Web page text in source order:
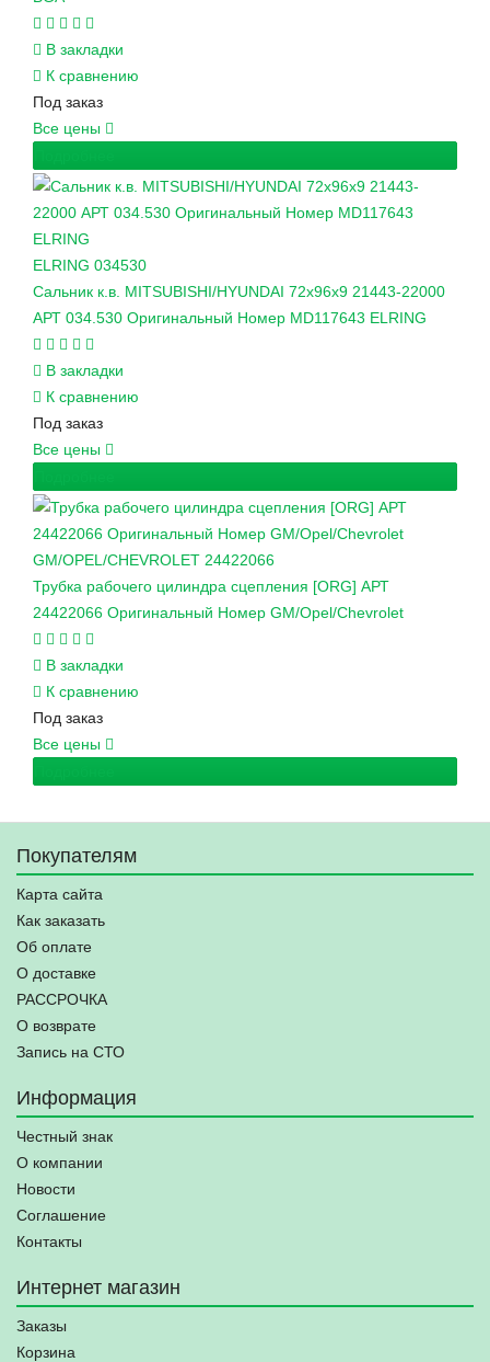
В закладки
К сравнению
Под заказ
Все цены
ELRING 034530
Сальник к.в. MITSUBISHI/HYUNDAI 72x96x9 21443-22000
АРТ 034.530 Оригинальный Номер MD117643 ELRING
В закладки
К сравнению
Под заказ
Все цены
GM/OPEL/CHEVROLET 24422066
Трубка рабочего цилиндра сцепления [ORG] АРТ
24422066 Оригинальный Номер GM/Opel/Chevrolet
В закладки
К сравнению
Под заказ
Все цены
Покупателям
Карта сайта
Как заказать
Об оплате
О доставке
РАССРОЧКА
О возврате
Запись на СТО
Информация
Честный знак
О компании
Новости
Соглашение
Контакты
Интернет магазин
Заказы
Корзина